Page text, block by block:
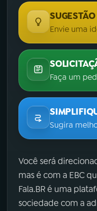
SUGESTÃO
Envie uma
Faça um
Sugira
Você será
mas é com a EBC
Fala.BR é uma
sociedade com a